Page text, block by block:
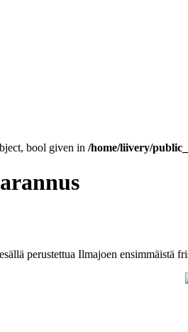
bool given in /home/liivery/
perustettua Ilmajoen